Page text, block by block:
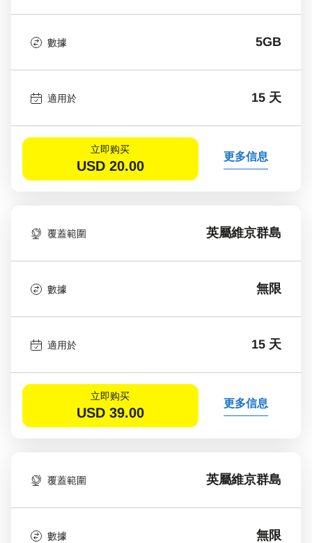
數據 5GB
適用於 15 天
立即购买
USD 20.00
更多信息
覆蓋範圍 英屬維京群島
數據 無限
適用於 15 天
立即购买
USD 39.00
更多信息
覆蓋範圍 英屬維京群島
數據 無限